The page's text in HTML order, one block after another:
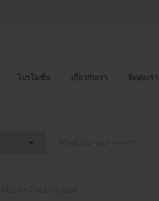
โปรโมชั่น เกี่ยวกับเรา ติดต่อเรา